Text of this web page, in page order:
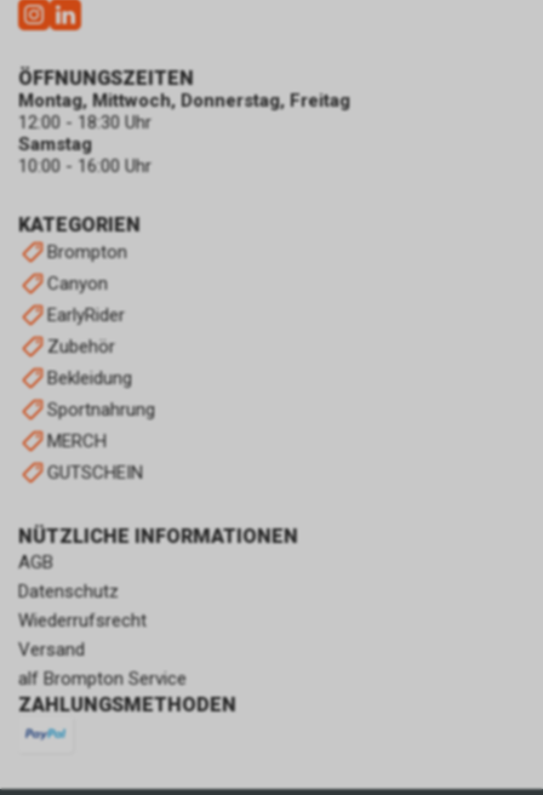
KATEGORIEN
Brompton
Canyon
EarlyRider
Zubehör
Bekleidung
Sportnahrung
MERCH
GUTSCHEIN
NÜTZLICHE INFORMATIONEN
AGB
Datenschutz
Wiederrufsrecht
Versand
alf Brompton Service
ZAHLUNGSMETHODEN
ÖFFNUNGSZEITEN
Montag, Mittwoch, Donnerstag, Freitag
12:00 - 18:30 Uhr
Samstag
10:00 - 16:00 Uhr